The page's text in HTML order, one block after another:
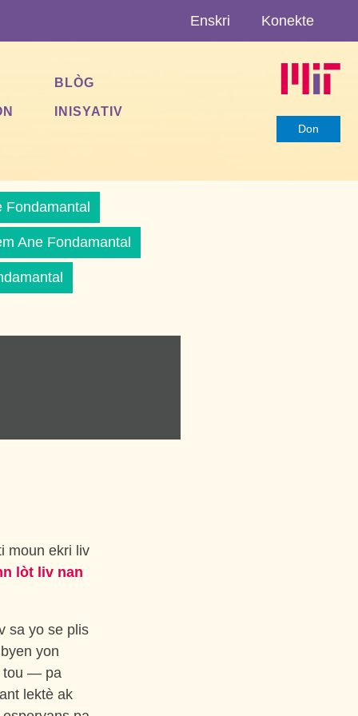
Enskri Konekte
Don
BLÒG
INISYATIV
Fondamantal
Ane Fondamantal
moun ekri liv
lòt liv nan
sa yo se plis
yon
tou — pa
lektè ak